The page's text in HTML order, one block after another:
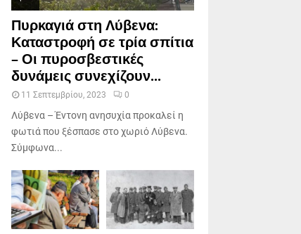
Πυρκαγιά στη Λύβενα:
Καταστροφή σε τρία σπίτια
– Οι πυροσβεστικές
δυνάμεις συνεχίζουν...
11 Σεπτεμβρίου, 2023 0
Λύβενα – Έντονη ανησυχία προκαλεί η
φωτιά που ξέσπασε στο χωριό Λύβενα.
Σύμφωνα...